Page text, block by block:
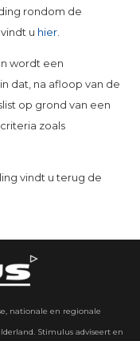
rondom de
u hier.
wordt een
dat, na afloop van de
op grond van een
zoals
vindt u terug de
nationale en regionale
Stimulus adviseert en